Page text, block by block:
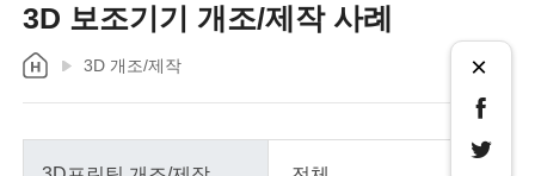
3D 보조기기 개조/제작 사례
3D 개조/제작 ×